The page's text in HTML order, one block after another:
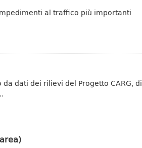
al traffico più importanti
dati dei rilievi del Progetto CARG, di